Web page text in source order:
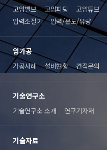
고압밸브 고압피팅 고압튜브
압력조절기
압력/온도/유량
임가공
가공사례 설비현황 견적문의
기술연구소
기술연구소 소개 연구기자재
기술자료